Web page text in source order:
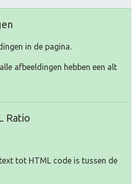
in de pagina.
afbeeldingen hebben een alt
Ratio
tot HTML code is tussen de